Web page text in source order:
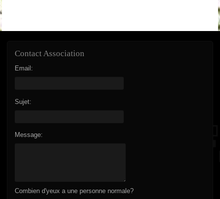
Contact Association
Email:
Sujet:
Message:
Combien d'yeux a une personne normale?